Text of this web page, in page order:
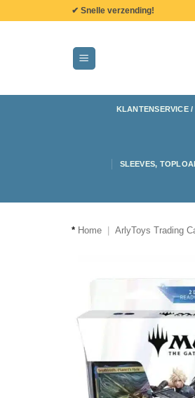
✔ Snelle verzending!
KLANTENSERVICE
SLEEVES,
* Home ArlyToys Trading